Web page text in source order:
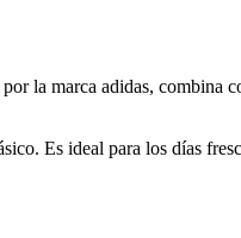
la marca adidas, combina
Es ideal para los días